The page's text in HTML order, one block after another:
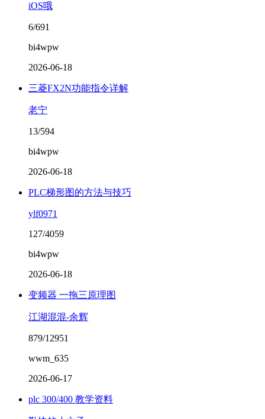
iOS哦
6/691
bi4wpw
2026-06-18
三菱FX2N功能指令详解
老宁
13/594
bi4wpw
2026-06-18
PLC梯形图的方法与技巧
ylf0971
127/4059
bi4wpw
2026-06-18
变频器 一拖三原理图
江湖混混-余辉
879/12951
wwm_635
2026-06-17
plc 300/400 教学资料